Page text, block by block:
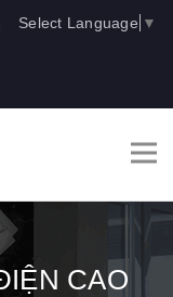
Select Language ▼
CAO